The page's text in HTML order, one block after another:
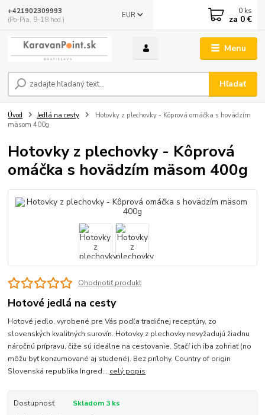
Menu
EUR
Hľadať
+421902309993
(Po-Pia, 9-18 hod.)
0 ks
za 0 €
Úvod Jedlá na cesty
Hotovky z plechovky - Kôprová omáčka s hovädzím
mäsom 400g
Hotovky z plechovky - Kôprová
omáčka s hovädzím mäsom 400g
Ohodnotiť produkt
Hotové jedlá na cesty
Hotové jedlo, vyrobené pre Vás podľa tradičnej receptúry, zo
slovenských kvalitných surovín. Hotovky z plechovky nevyžadujú žiadnu
náročnú prípravu, čiže sú ideálne na cestovanie. Stačí ich iba zohriať (no
môžu byť konzumované aj studené). Bez prílohy. Country of origin
Slovenská republika Ingred... celý popis
Dostupnosť
Skladom 3 ks